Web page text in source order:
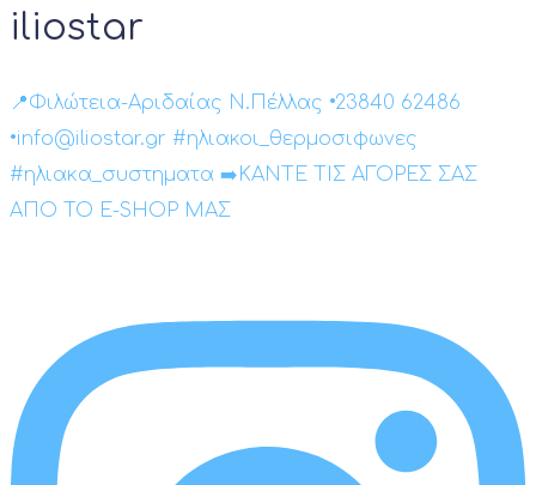
iliostar
📍Φιλώτεια-Αριδαίας Ν.Πέλλας •23840 62486
•info@iliostar.gr #ηλιακοι_θερμοσιφωνες
#ηλιακα_συστηματα ➡️ΚΑΝΤΕ ΤΙΣ ΑΓΟΡΕΣ ΣΑΣ
ΑΠΟ ΤΟ E-SHOP ΜΑΣ